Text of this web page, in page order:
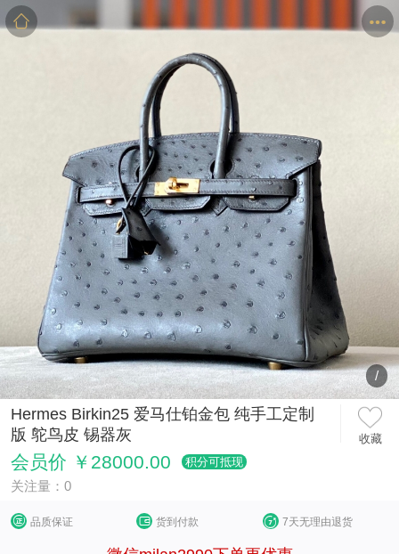
商品 详情 评价
/
Hermes Birkin25 爱马仕铂金包 纯手工定制
版 鸵鸟皮 锡器灰
收藏
会员价 ￥28000.00 积分可抵现
关注量：0
品质保证 货到付款 7天无理由退货